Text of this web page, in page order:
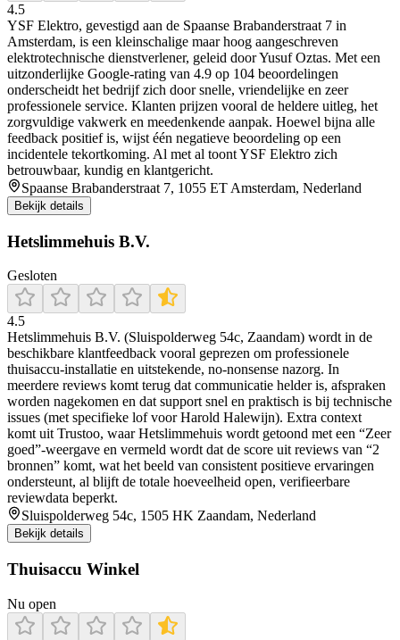
4.5
YSF Elektro, gevestigd aan de Spaanse Brabanderstraat 7 in
Amsterdam, is een kleinschalige maar hoog aangeschreven
elektrotechnische dienstverlener, geleid door Yusuf Oztas. Met een
uitzonderlijke Google-rating van 4.9 op 104 beoordelingen
onderscheidt het bedrijf zich door snelle, vriendelijke en zeer
professionele service. Klanten prijzen vooral de heldere uitleg, het
zorgvuldige vakwerk en meedenkende aanpak. Hoewel bijna alle
feedback positief is, wijst één negatieve beoordeling op een
incidentele tekortkoming. Al met al toont YSF Elektro zich
betrouwbaar, kundig en klantgericht.
Spaanse Brabanderstraat 7, 1055 ET Amsterdam, Nederland
Bekijk details
Hetslimmehuis B.V.
Gesloten
4.5
Hetslimmehuis B.V. (Sluispolderweg 54c, Zaandam) wordt in de
beschikbare klantfeedback vooral geprezen om professionele
thuisaccu-installatie en uitstekende, no-nonsense nazorg. In
meerdere reviews komt terug dat communicatie helder is, afspraken
worden nagekomen en dat support snel en praktisch is bij technische
issues (met specifieke lof voor Harold Halewijn). Extra context
komt uit Trustoo, waar Hetslimmehuis wordt getoond met een “Zeer
goed”-weergave en vermeld wordt dat de score uit reviews van “2
bronnen” komt, wat het beeld van consistent positieve ervaringen
ondersteunt, al blijft de totale hoeveelheid open, verifieerbare
reviewdata beperkt.
Sluispolderweg 54c, 1505 HK Zaandam, Nederland
Bekijk details
Thuisaccu Winkel
Nu open